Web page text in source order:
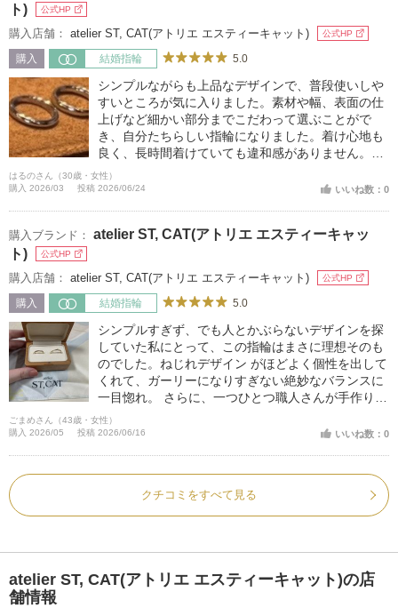
ト)
公式HP
購入店舗： atelier ST, CAT(アトリエ エスティーキャット) 公式HP
購入 結婚指輪 5.0
シンプルながらも上品なデザインで、普段使いしや
すいところが気に入りました。素材や幅、表面の仕
上げなど細かい部分までこだわって選ぶことがで
き、自分たちらしい指輪になりました。着け心地も
良く、長時間着けていても違和感がありません。結
婚後もずっと大切に身に着けられる指輪だと思いま
す。
はるのさん（30歳・女性）
購入 2026/03
投稿 2026/06/24 いいね数：0
購入ブランド： atelier ST, CAT(アトリエ エスティーキャッ
ト)
公式HP
購入店舗： atelier ST, CAT(アトリエ エスティーキャット) 公式HP
購入 結婚指輪 5.0
シンプルすぎず、でも人とかぶらないデザインを探
していた私にとって、この指輪はまさに理想そのも
のでした。ねじれデザイン がほどよく個性を出して
くれて、ガーリーになりすぎない絶妙なバランスに
一目惚れ。 さらに、一つひとつ職人さんが手作りし
ているという特別感にも心を掴まれました。世界に
同じものがないと思うと、身につけるたびに嬉しく
ごまめさん（43歳・女性）
購入 2026/05
投稿 2026/06/16 いいね数：0
クチコミをすべて見る
atelier ST, CAT(アトリエ エスティーキャット)の店
舗情報